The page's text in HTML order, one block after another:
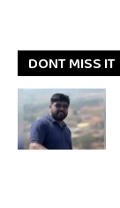
DONT MISS IT